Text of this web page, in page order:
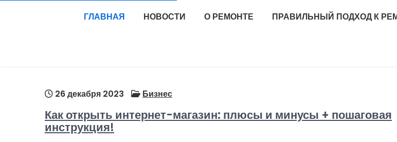
ГЛАВНАЯ НОВОСТИ О РЕМОНТЕ ПРАВИЛЬНЫЙ ПОДХОД К
26 декабря 2023 Бизнес
Как открыть интернет-магазин: плюсы и минусы + пошаговая
инструкция!